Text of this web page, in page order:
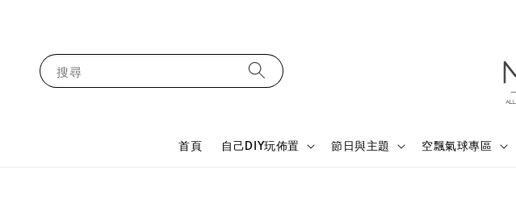
搜尋
首頁 自己DIY玩佈置 節日與主題 空飄氣球專區